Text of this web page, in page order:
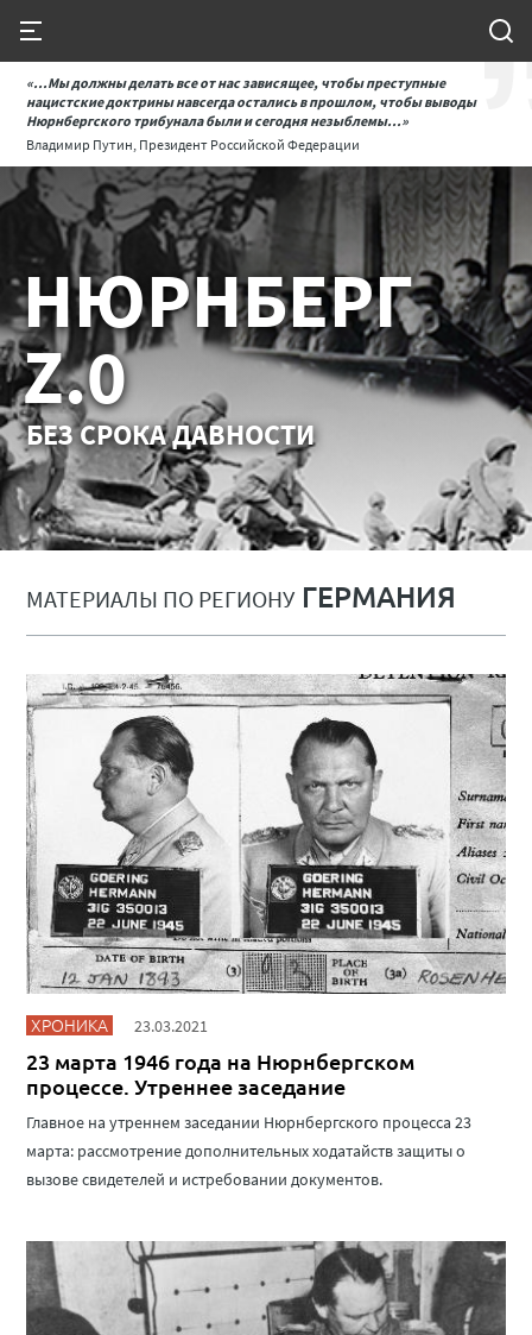
«...Мы должны делать все от нас зависящее, чтобы преступные
нацистские доктрины навсегда остались в прошлом, чтобы выводы
Нюрнбергского трибунала были и сегодня незыблемы...»
Владимир Путин, Президент Российской Федерации
НЮРНБЕРГ
Z.0
БЕЗ СРОКА ДАВНОСТИ
МАТЕРИАЛЫ ПО РЕГИОНУ ГЕРМАНИЯ
ХРОНИКА 23.03.2021
23 марта 1946 года на Нюрнбергском
процессе. Утреннее заседание
Главное на утреннем заседании Нюрнбергского процесса 23
марта: рассмотрение дополнительных ходатайств защиты о
вызове свидетелей и истребовании документов.